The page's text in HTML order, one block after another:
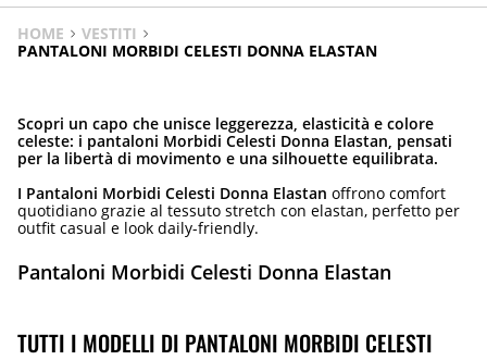
HOME
VESTITI
PANTALONI MORBIDI CELESTI DONNA ELASTAN
Scopri un capo che unisce leggerezza, elasticità e colore
celeste: i pantaloni Morbidi Celesti Donna Elastan, pensati
per la libertà di movimento e una silhouette equilibrata.
I Pantaloni Morbidi Celesti Donna Elastan offrono comfort
quotidiano grazie al tessuto stretch con elastan, perfetto per
outfit casual e look daily-friendly.
Pantaloni Morbidi Celesti Donna Elastan
TUTTI I MODELLI DI PANTALONI MORBIDI CELESTI